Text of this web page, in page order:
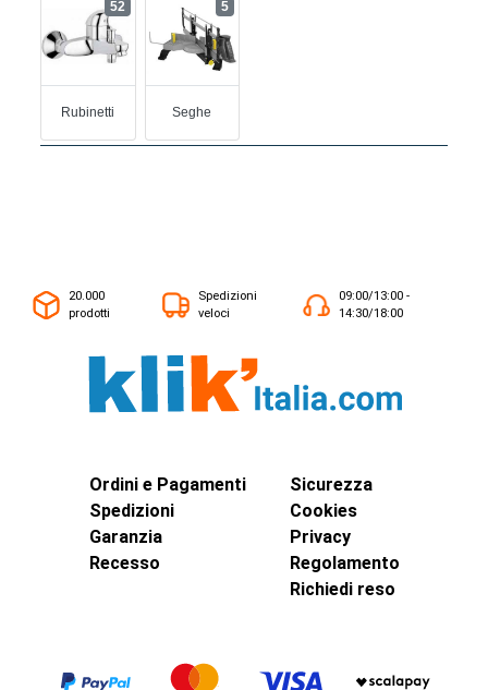
Rubinetti
52
Seghe
5
20.000
prodotti
Spedizioni
veloci
09:00/13:00 -
14:30/18:00
Ordini e Pagamenti
Spedizioni
Garanzia
Recesso
Sicurezza
Cookies
Privacy
Regolamento
Richiedi reso